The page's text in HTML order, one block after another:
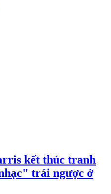
kết thúc tranh
trái ngược ở